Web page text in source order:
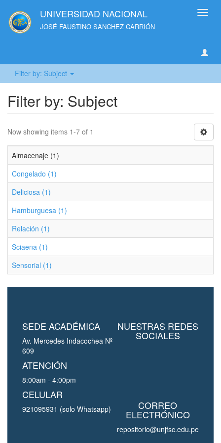
UNIVERSIDAD NACIONAL
JOSÉ FAUSTINO SANCHEZ CARRIÓN
Filter by: Subject
Filter by: Subject
Now showing items 1-7 of 1
Almacenaje (1)
Congelado (1)
Deliciosa (1)
Hamburguesa (1)
Relación (1)
Sciaena (1)
Sensorial (1)
SEDE ACADÉMICA
Av. Mercedes Indacochea Nº
609
ATENCIÓN
8:00am - 4:00pm
CELULAR
921095931 (solo Whatsapp)
NUESTRAS REDES
SOCIALES
CORREO
ELECTRÓNICO
repositorio@unjfsc.edu.pe